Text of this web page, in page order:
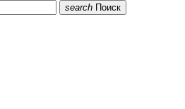
search Поиск